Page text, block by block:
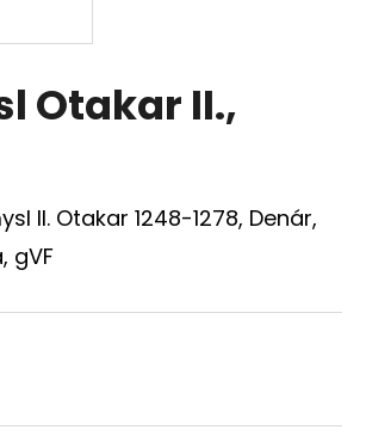
Otakar II.,
II. Otakar 1248-1278, Denár,
gVF